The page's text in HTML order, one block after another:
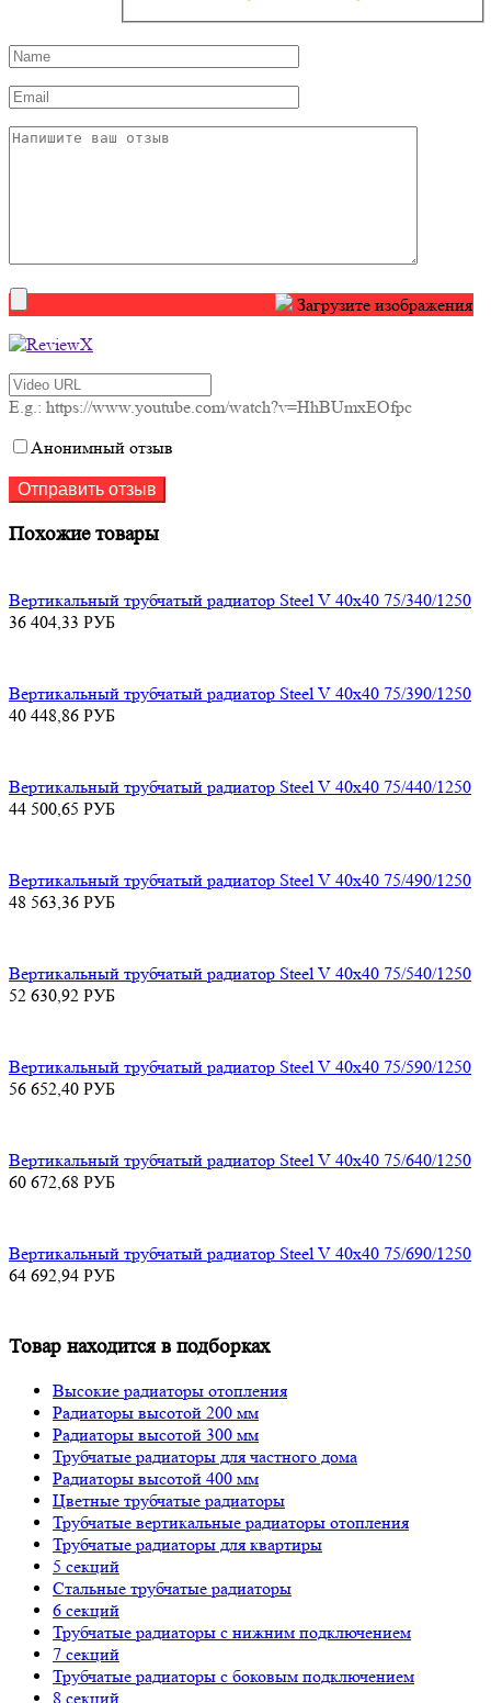
Загрузите изображения
E.g.: https://www.youtube.com/watch?v=HhBUmxEOfpc
Анонимный отзыв
Похожие товары
Вертикальный трубчатый радиатор Steel V 40х40 75/340/1250
36 404,33 РУБ
Вертикальный трубчатый радиатор Steel V 40х40 75/390/1250
40 448,86 РУБ
Вертикальный трубчатый радиатор Steel V 40х40 75/440/1250
44 500,65 РУБ
Вертикальный трубчатый радиатор Steel V 40х40 75/490/1250
48 563,36 РУБ
Вертикальный трубчатый радиатор Steel V 40х40 75/540/1250
52 630,92 РУБ
Вертикальный трубчатый радиатор Steel V 40х40 75/590/1250
56 652,40 РУБ
Вертикальный трубчатый радиатор Steel V 40х40 75/640/1250
60 672,68 РУБ
Вертикальный трубчатый радиатор Steel V 40х40 75/690/1250
64 692,94 РУБ
Товар находится в подборках
Высокие радиаторы отопления
Радиаторы высотой 200 мм
Радиаторы высотой 300 мм
Трубчатые радиаторы для частного дома
Радиаторы высотой 400 мм
Цветные трубчатые радиаторы
Трубчатые вертикальные радиаторы отопления
Трубчатые радиаторы для квартиры
5 секций
Стальные трубчатые радиаторы
6 секций
Трубчатые радиаторы с нижним подключением
7 секций
Трубчатые радиаторы с боковым подключением
8 секций